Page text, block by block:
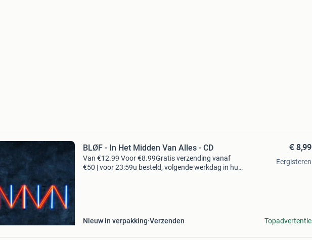
BLØF - In Het Midden Van Alles - CD
Van €12.99 Voor €8.99Gratis verzending vanaf
€50 | voor 23:59u besteld, volgende werkdag in huis
Nieuw in verpakking Verzenden
€ 8,99
Eergisteren
Topadvertentie